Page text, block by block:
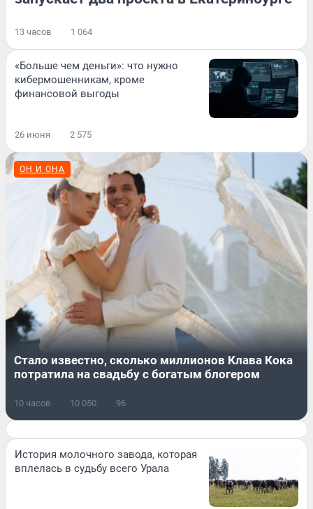
13 часов 1 064
«Больше чем деньги»: что нужно
кибермошенникам, кроме
финансовой выгоды
26 июня 2 575
ОН И ОНА
Стало известно, сколько миллионов Клава Кока
потратила на свадьбу с богатым блогером
10 часов 10 050 96
История молочного завода, которая
вплелась в судьбу всего Урала